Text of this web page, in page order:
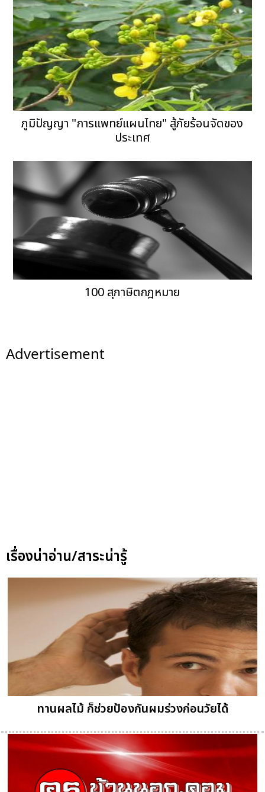
ภูมิปัญญา "การแพทย์แผนไทย" สู้ภัยร้อนจัดของ
ประเทศ
100 สุภาษิตกฎหมาย
Advertisement
เรื่องน่าอ่าน/สาระน่ารู้
ทานผลไม้ ก็ช่วยป้องกันผมร่วงก่อนวัยได้